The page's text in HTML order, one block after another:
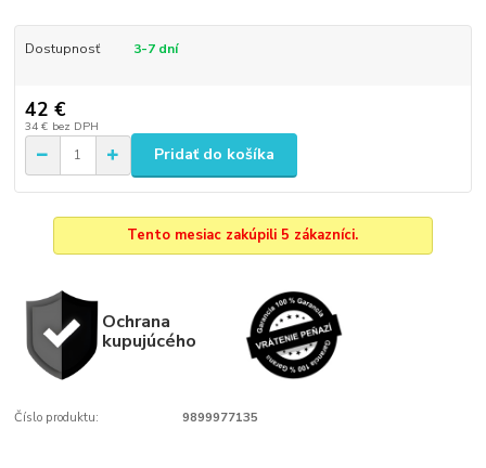
Dostupnosť 3-7 dní
42 €
34 € bez DPH
Pridať do košíka
Tento mesiac zakúpili 5 zákazníci.
Ochrana
kupujúcého
Číslo produktu: 9899977135